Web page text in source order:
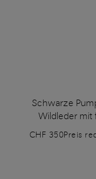
Schwarze
Wildleder mit
CHF 350Preis